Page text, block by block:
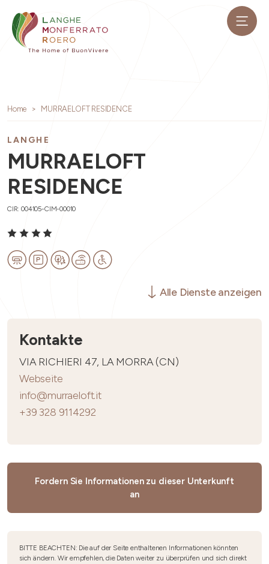
Home MURRAELOFT RESIDENCE
LANGHE
MURRAELOFT
RESIDENCE
CIR: 004105-CIM-00010
Alle Dienste anzeigen
Kontakte
VIA RICHIERI 47, LA MORRA (CN)
Webseite
info@murraeloft.it
+39 328 9114292
Fordern Sie Informationen zu dieser Unterkunft
an
BITTE BEACHTEN: Die auf der Seite enthaltenen Informationen könnten
sich ändern. Wir empfehlen, die Daten weiter zu überprüfen und sich direkt